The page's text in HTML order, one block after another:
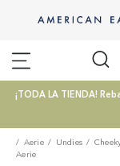
¡TODA LA TIENDA!
Aerie Undies
Aerie